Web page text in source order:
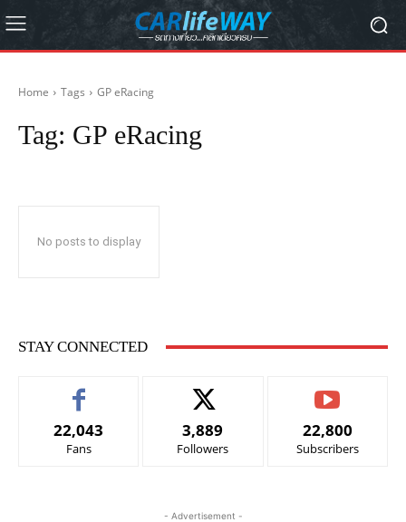
Home Tags GP eRacing
Tag: GP eRacing
No posts to display
STAY CONNECTED
22,043
Fans
3,889
Followers
22,800
Subscribers
- Advertisement -